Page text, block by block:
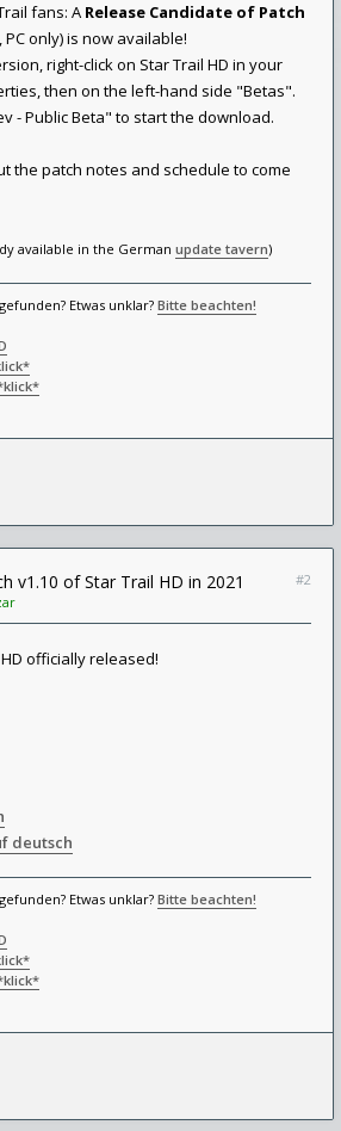
fans: A Release Candidate of Patch
only) is now available!
right-click on Star Trail HD in your
then on the left-hand side "Betas".
- Public Beta" to start the download.
the patch notes and schedule to come
available in the German update tavern)
Etwas unklar? Bitte beachten!
v1.10 of Star Trail HD in 2021
#2
officially released!
deutsch
Etwas unklar? Bitte beachten!